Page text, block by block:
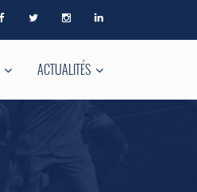
ACTUALITÉS